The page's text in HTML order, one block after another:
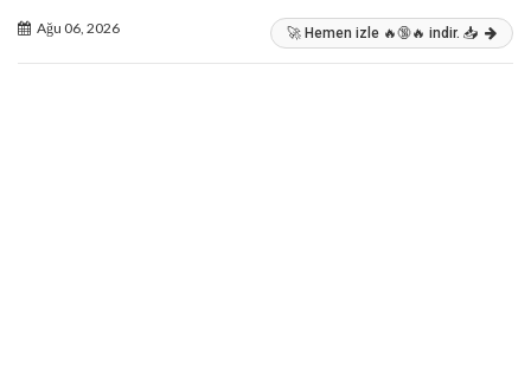
Ağu 06, 2026 🚀 Hemen izle 🔥🔞🔥 indir. 📥